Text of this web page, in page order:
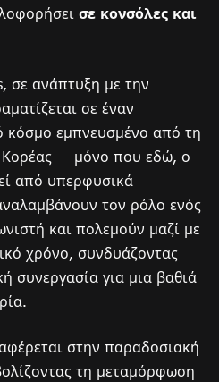
σε κονσόλες και
σε ανάπτυξη με την
σε έναν
κόσμο εμπνευσμένο από τη
Κορέας — μόνο που εδώ, ο
από υπερφυσικά
τον ρόλο ενός
και πολεμούν μαζί με
χρόνο, συνδυάζοντας
συνεργασία για μια βαθιά
στην παραδοσιακή
τη μεταμόρφωση